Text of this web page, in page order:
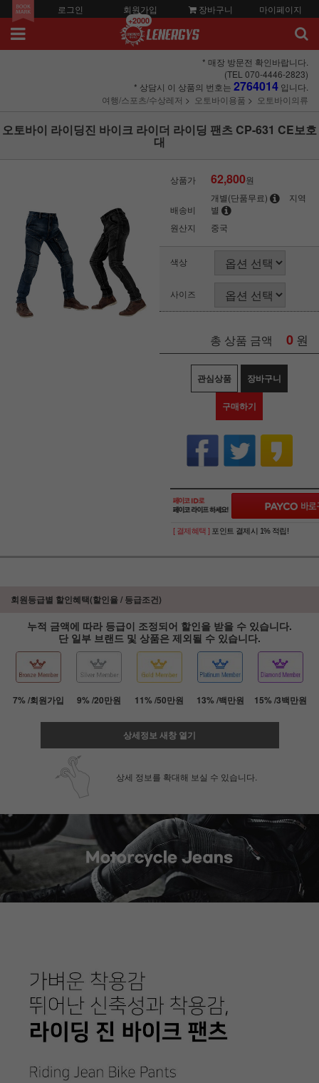
로그인 회원가입
+2000
장바구니 마이페이지
* 매장 방문전 확인바랍니다.
(TEL 070-4446-2823)
* 상담시 이 상품의 번호는 2764014 입니다.
여행/스포츠/수상레저
오토바이용품 오토바이의류
오토바이 라이딩진 바이크 라이더 라이딩 팬츠 CP-631 CE보호
대
상품가 62,800원
배송비
개별(단품무료)
지역
별
원산지
중국
색상
사이즈
총 상품 금액 0 원
관심상품 장바구니
구매하기
페이코 ID로 페
[ 결제혜택 ] 포인트 결제시 1% 적립!
회원등급별 할인혜택(할인율 / 등급조건)
누적 금액에 따라 등급이 조정되어 할인을 받을 수 있습니다.
단 일부 브랜드 및 상품은 제외될 수 있습니다.
7% /회원가입 9% /20만원 11% /50만원 13% /백만원 15% /3백만원
상세정보 새창 열기
상세 정보를 확대해 보실 수 있습니다.